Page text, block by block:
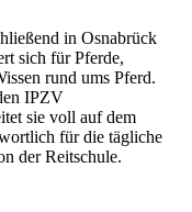
in Osnabrück
sich für Pferde,
rund ums Pferd.
IPZV
sie voll auf dem
für die tägliche
der Reitschule.